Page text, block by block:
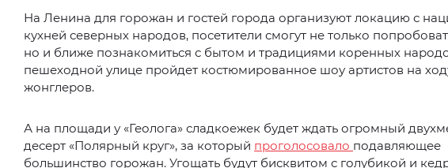
На Ленина для горожан и гостей города организуют локацию с
кухней северных народов, посетители смогут не только
но и ближе познакомиться с бытом и традициями коренных
пешеходной улице пройдет костюмированное шоу артистов на
жонглеров.
А на площади у «Геолога» сладкоежек будет ждать огромный
десерт «Полярный круг», за который проголосовало подавляющее
большинство горожан. Угощать будут бисквитом с голубикой и